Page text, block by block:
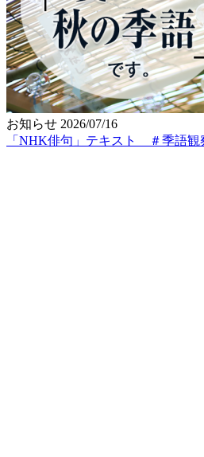
お知らせ 2026/07/16
「NHK俳句」テキスト ＃季語